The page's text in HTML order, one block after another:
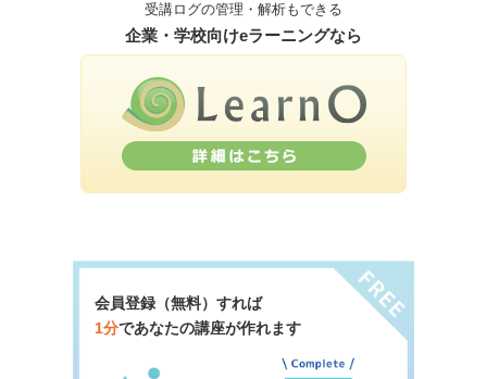
受講ログの管理・解析もできる
企業・学校向けeラーニングなら
会員登録（無料）すれば
1分であなたの講座が作れます